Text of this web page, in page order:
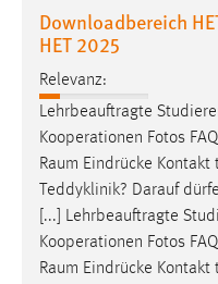
Downloadbereich
HET 2025
Relevanz:
Lehrbeauftragte
Kooperationen Fotos
Raum Eindrücke
Teddyklinik? Darauf
[...] Lehrbeauftragte
Kooperationen Fotos
Raum Eindrücke